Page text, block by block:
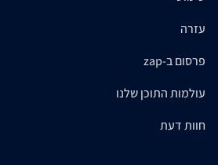
עזרה
פרסום ב-zap
עולמות התוכן שלנו
חוות דעת